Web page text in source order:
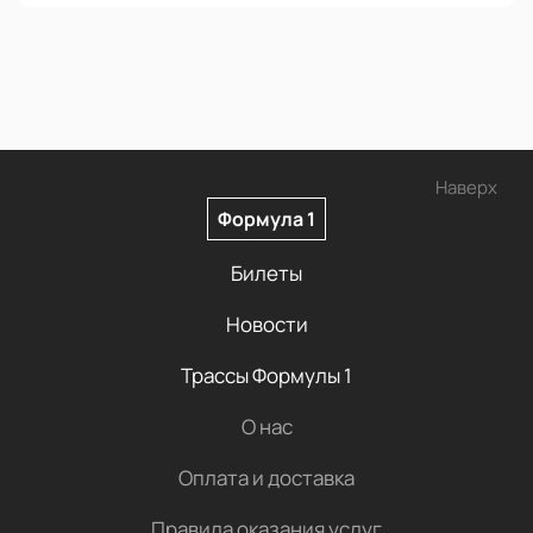
Наверх
Формула 1
Билеты
Новости
Трассы Формулы 1
О нас
Оплата и доставка